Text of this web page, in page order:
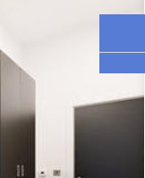
становить